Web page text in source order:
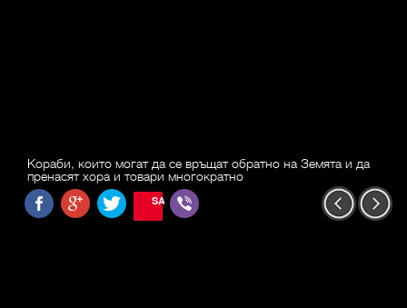
Кораби, които могат да се връщат обратно на Земята и да
пренасят хора и товари многократно
SAVE